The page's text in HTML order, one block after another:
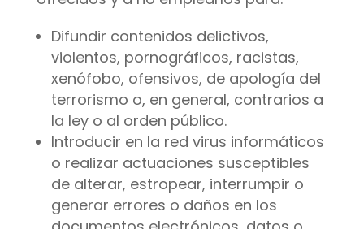
Difundir contenidos delictivos,
violentos, pornográficos, racistas,
xenófobo, ofensivos, de apología del
terrorismo o, en general, contrarios a
la ley o al orden público.
Introducir en la red virus informáticos
o realizar actuaciones susceptibles
de alterar, estropear, interrumpir o
generar errores o daños en los